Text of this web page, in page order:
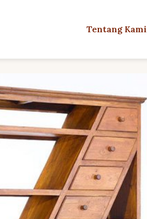
Tentang Kami